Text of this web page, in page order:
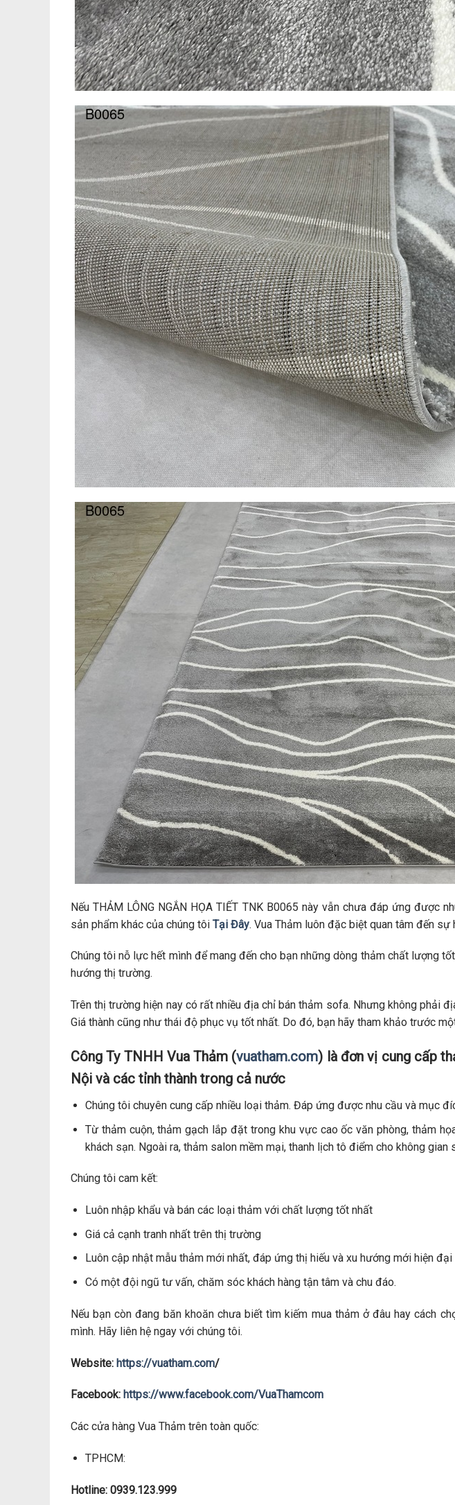
Nếu THẢM LÔNG NGẮN HỌA TIẾT TNK B0065 này vẫn chưa đáp ứng được
sản phẩm khác của chúng tôi Tại Đây. Vua Thảm luôn đặc biệt quan tâm đến sự
Chúng tôi nỗ lực hết mình để mang đến cho bạn những dòng thảm chất lượng
hướng thị trường.
Trên thị trường hiện nay có rất nhiều địa chỉ bán thảm sofa. Nhưng không phải
Giá thành cũng như thái độ phục vụ tốt nhất. Do đó, bạn hãy tham khảo trước
Công Ty TNHH Vua Thảm (vuatham.com) là đơn vị cung cấp
Nội và các tỉnh thành trong cả nước
Chúng tôi chuyên cung cấp nhiều loại thảm. Đáp ứng được nhu cầu và mục
Từ thảm cuộn, thảm gạch lắp đặt trong khu vực cao ốc văn phòng, thảm
khách sạn. Ngoài ra, thảm salon mềm mại, thanh lịch tô điểm cho không gian
Chúng tôi cam kết:
Luôn nhập khẩu và bán các loại thảm với chất lượng tốt nhất
Giá cả cạnh tranh nhất trên thị trường
Luôn cập nhật mẫu thảm mới nhất, đáp ứng thị hiếu và xu hướng mới hiện đại
Có một đội ngũ tư vấn, chăm sóc khách hàng tận tâm và chu đáo.
Nếu bạn còn đang băn khoăn chưa biết tìm kiếm mua thảm ở đâu hay cách
mình. Hãy liên hệ ngay với chúng tôi.
Website: https://vuatham.com/
Facebook: https://www.facebook.com/VuaThamcom
Các cửa hàng Vua Thảm trên toàn quốc:
TPHCM:
Hotline: 0939.123.999